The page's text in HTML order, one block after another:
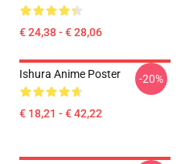
€ 24,38 - € 28,06
Ishura Anime Poster
€ 18,21 - € 42,22
-20%